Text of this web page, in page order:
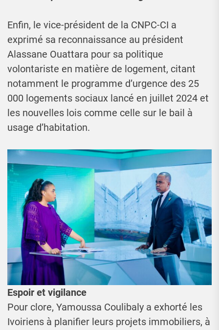
Enfin, le vice-président de la CNPC-CI a
exprimé sa reconnaissance au président
Alassane Ouattara pour sa politique
volontariste en matière de logement, citant
notamment le programme d’urgence des 25
000 logements sociaux lancé en juillet 2024 et
les nouvelles lois comme celle sur le bail à
usage d’habitation.
Espoir et vigilance
Pour clore, Yamoussa Coulibaly a exhorté les
Ivoiriens à planifier leurs projets immobiliers, à